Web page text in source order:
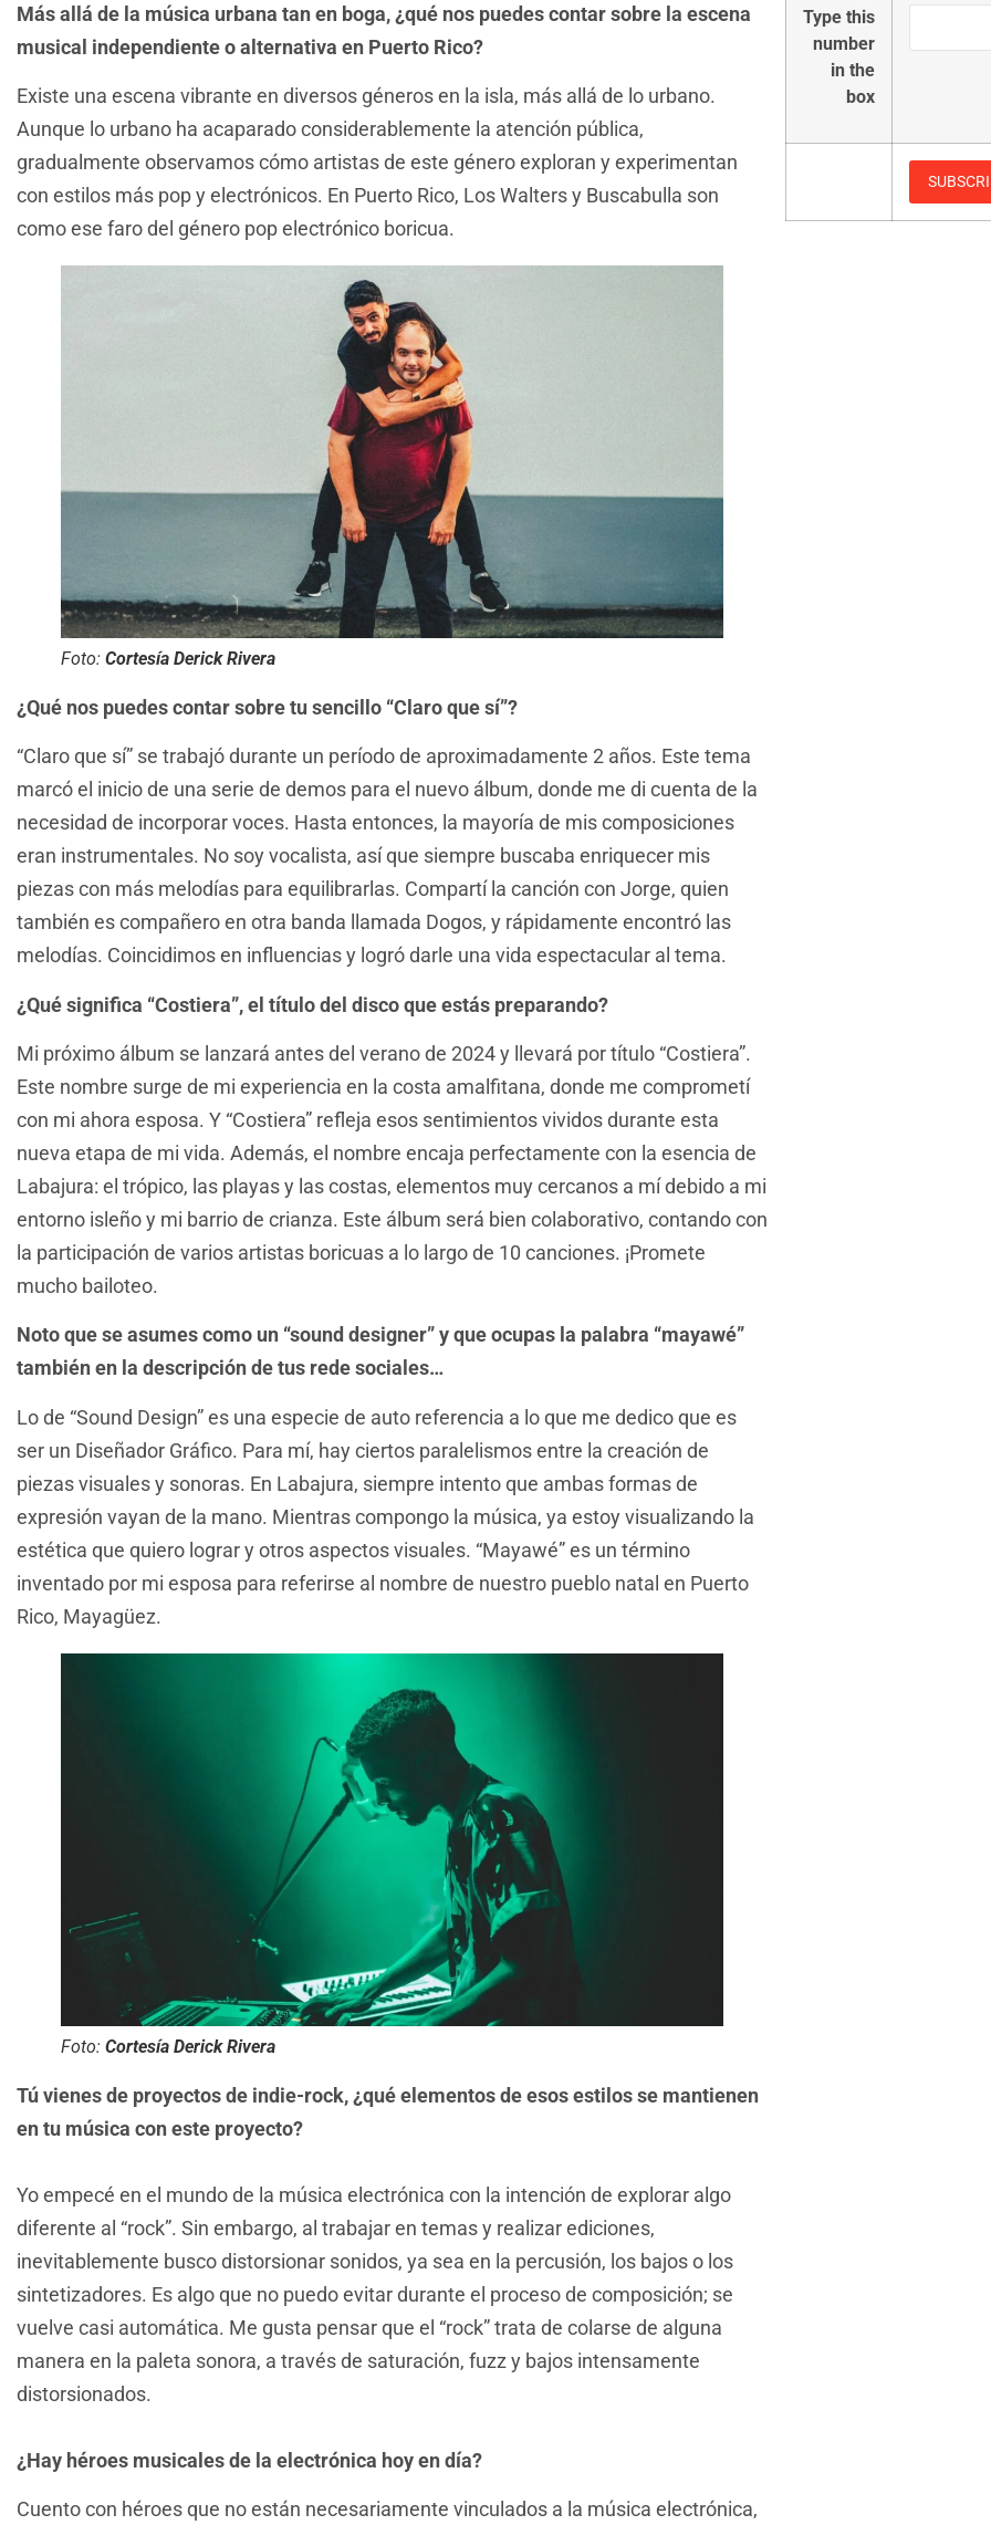
Más allá de la música urbana tan en boga, ¿qué nos puedes contar sobre la escena
musical independiente o alternativa en Puerto Rico?
Existe una escena vibrante en diversos géneros en la isla, más allá de lo urbano.
Aunque lo urbano ha acaparado considerablemente la atención pública,
gradualmente observamos cómo artistas de este género exploran y experimentan
con estilos más pop y electrónicos. En Puerto Rico, Los Walters y Buscabulla son
como ese faro del género pop electrónico boricua.
Foto: Cortesía Derick Rivera
¿Qué nos puedes contar sobre tu sencillo “Claro que sí”?
“Claro que sí” se trabajó durante un período de aproximadamente 2 años. Este tema
marcó el inicio de una serie de demos para el nuevo álbum, donde me di cuenta de la
necesidad de incorporar voces. Hasta entonces, la mayoría de mis composiciones
eran instrumentales. No soy vocalista, así que siempre buscaba enriquecer mis
piezas con más melodías para equilibrarlas. Compartí la canción con Jorge, quien
también es compañero en otra banda llamada Dogos, y rápidamente encontró las
melodías. Coincidimos en influencias y logró darle una vida espectacular al tema.
¿Qué significa “Costiera”, el título del disco que estás preparando?
Mi próximo álbum se lanzará antes del verano de 2024 y llevará por título “Costiera”.
Este nombre surge de mi experiencia en la costa amalfitana, donde me comprometí
con mi ahora esposa. Y “Costiera” refleja esos sentimientos vividos durante esta
nueva etapa de mi vida. Además, el nombre encaja perfectamente con la esencia de
Labajura: el trópico, las playas y las costas, elementos muy cercanos a mí debido a mi
entorno isleño y mi barrio de crianza. Este álbum será bien colaborativo, contando con
la participación de varios artistas boricuas a lo largo de 10 canciones. ¡Promete
mucho bailoteo.
Noto que se asumes como un “sound designer” y que ocupas la palabra “mayawé”
también en la descripción de tus rede sociales…
Lo de “Sound Design” es una especie de auto referencia a lo que me dedico que es
ser un Diseñador Gráfico. Para mí, hay ciertos paralelismos entre la creación de
piezas visuales y sonoras. En Labajura, siempre intento que ambas formas de
expresión vayan de la mano. Mientras compongo la música, ya estoy visualizando la
estética que quiero lograr y otros aspectos visuales. “Mayawé” es un término
inventado por mi esposa para referirse al nombre de nuestro pueblo natal en Puerto
Rico, Mayagüez.
Foto: Cortesía Derick Rivera
Tú vienes de proyectos de indie-rock, ¿qué elementos de esos estilos se mantienen
en tu música con este proyecto?
Yo empecé en el mundo de la música electrónica con la intención de explorar algo
diferente al “rock”. Sin embargo, al trabajar en temas y realizar ediciones,
inevitablemente busco distorsionar sonidos, ya sea en la percusión, los bajos o los
sintetizadores. Es algo que no puedo evitar durante el proceso de composición; se
vuelve casi automática. Me gusta pensar que el “rock” trata de colarse de alguna
manera en la paleta sonora, a través de saturación, fuzz y bajos intensamente
distorsionados.
¿Hay héroes musicales de la electrónica hoy en día?
Cuento con héroes que no están necesariamente vinculados a la música electrónica,
Type this
number
in the
box